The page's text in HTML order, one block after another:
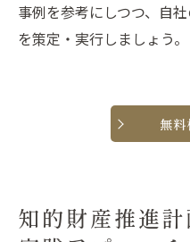
事例を参考にしつつ、自
を策定・実行しましょう。
無
知的財産推進